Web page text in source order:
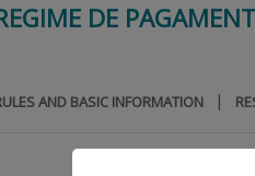
DE
AND BASIC INFORMATION |